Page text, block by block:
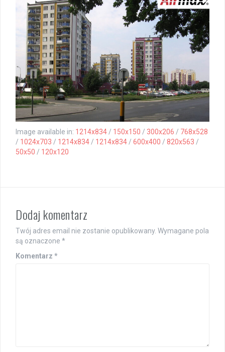
Image available in: 1214x834 / 150x150 / 300x206 / 768x528
/ 1024x703 / 1214x834 / 1214x834 / 600x400 / 820x563 /
50x50 / 120x120
Dodaj komentarz
Twój adres email nie zostanie opublikowany. Wymagane pola
są oznaczone *
Komentarz *